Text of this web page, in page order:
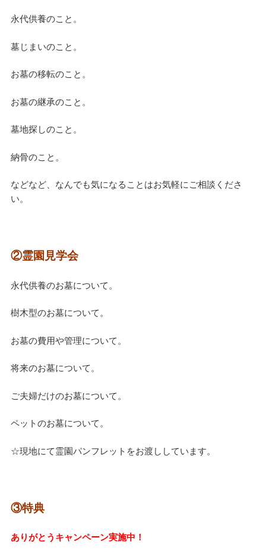
永代供養のこと。
墓じまいのこと。
お墓の移転のこと。
お墓の継承のこと。
墓地探しのこと。
納骨のこと。
などなど、なんでも気になることはお気軽にご相談くださ
い。
②霊園見学会
永代供養のお墓について。
樹木型のお墓について。
お墓の費用や管理について。
将来のお墓について。
ご夫婦だけのお墓について。
ペットのお墓について。
☆現地にて霊園パンフレットをお渡ししています。
③特典
ありがとうキャンペーン実施中！